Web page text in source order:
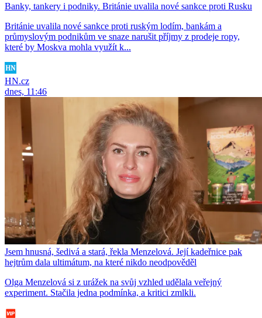
Banky, tankery i podniky. Británie uvalila nové sankce proti Rusku
Británie uvalila nové sankce proti ruským lodím, bankám a
průmyslovým podnikům ve snaze narušit příjmy z prodeje ropy,
které by Moskva mohla využít k...
HN.cz
dnes, 11:46
Jsem hnusná, šedivá a stará, řekla Menzelová. Její kadeřnice pak
hejtrům dala ultimátum, na které nikdo neodpověděl
Olga Menzelová si z urážek na svůj vzhled udělala veřejný
experiment. Stačila jedna podmínka, a kritici zmlkli.